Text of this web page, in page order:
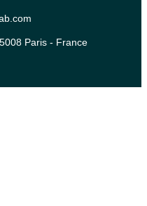
Paris - France